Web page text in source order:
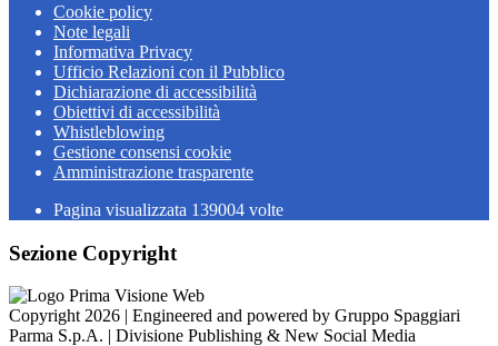
Cookie policy
Note legali
Informativa Privacy
Ufficio Relazioni con il Pubblico
Dichiarazione di accessibilità
Obiettivi di accessibilità
Whistleblowing
Gestione consensi cookie
Amministrazione trasparente
Pagina visualizzata 139004 volte
Sezione Copyright
Copyright 2026 | Engineered and powered by Gruppo Spaggiari
Parma S.p.A. | Divisione Publishing & New Social Media